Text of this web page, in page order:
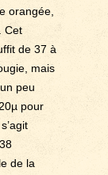
orangée,
Cet
de 37 à
mais
peu
pour
de la